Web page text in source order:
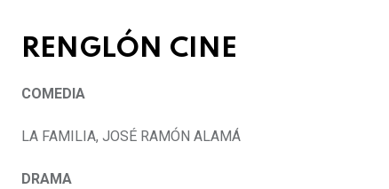
RENGLÓN CINE
COMEDIA
LA FAMILIA, JOSÉ RAMÓN ALAMÁ
DRAMA